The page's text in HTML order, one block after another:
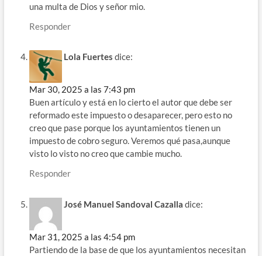
una multa de Dios y señor mio.
Responder
Lola Fuertes dice:
Mar 30, 2025 a las 7:43 pm
Buen artículo y está en lo cierto el autor que debe ser
reformado este impuesto o desaparecer, pero esto no
creo que pase porque los ayuntamientos tienen un
impuesto de cobro seguro. Veremos qué pasa,aunque
visto lo visto no creo que cambie mucho.
Responder
José Manuel Sandoval Cazalla dice:
Mar 31, 2025 a las 4:54 pm
Partiendo de la base de que los ayuntamientos necesitan